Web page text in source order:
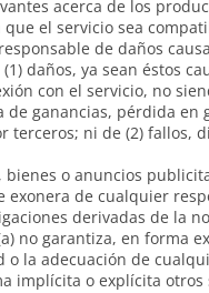
acerca de los
que el servicio sea
de daños
daños, ya sean éstos
con el servicio, no
ganancias, pérdida
terceros; ni de (2)
o anuncios
exonera de cualquier
derivadas de la
no garantiza, en forma
la adecuación de
implícita o explícita